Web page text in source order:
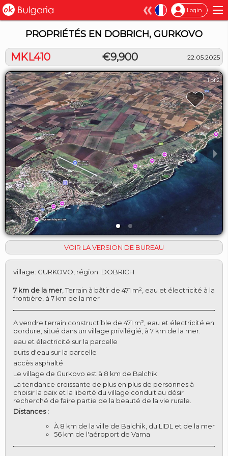
Login ×
PROPRIÉTÉS EN DOBRICH, GURKOVO
MKL410 €9,900 22.05.2025
1 of 2
VOIR LA VERSION DE BUREAU
village: GURKOVO région: DOBRICH
7 km de la mer ,Terrain à bâtir de 471 m², eau et électricité à la
frontière, à 7 km de la mer
A vendre terrain constructible de 471 m², eau et électricité en
bordure, situé dans un village privilégié, à 7 km de la mer.
eau et électricité sur la parcelle
puits d'eau sur la parcelle
accès asphalté
Le village de Gurkovo est à 8 km de Balchik.
La tendance croissante de plus en plus de personnes à
choisir la paix et la liberté du village conduit au désir
recherché de faire partie de la beauté de la vie rurale.
Distances :
À 8 km de la ville de Balchik, du LIDL et de la mer
56 km de l'aéroport de Varna